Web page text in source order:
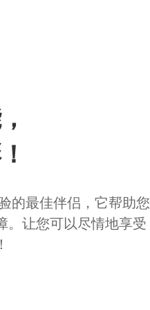
的最佳伴侣，它帮助您
。让您可以尽情地享受